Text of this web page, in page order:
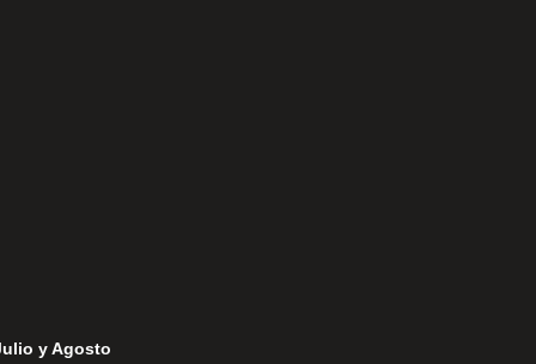
y Agosto